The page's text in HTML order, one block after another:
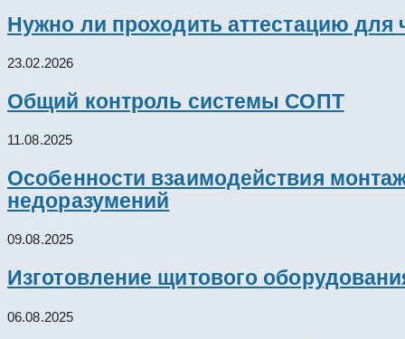
Нужно ли проходить аттестацию для
23.02.2026
Общий контроль системы СОПТ
11.08.2025
Особенности взаимодействия
недоразумений
09.08.2025
Изготовление щитового
06.08.2025